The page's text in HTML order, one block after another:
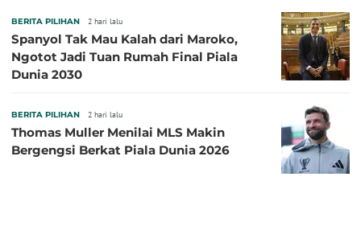
BERITA PILIHAN 2 hari lalu
Spanyol Tak Mau Kalah dari Maroko,
Ngotot Jadi Tuan Rumah Final Piala
Dunia 2030
BERITA PILIHAN 2 hari lalu
Thomas Muller Menilai MLS Makin
Bergengsi Berkat Piala Dunia 2026